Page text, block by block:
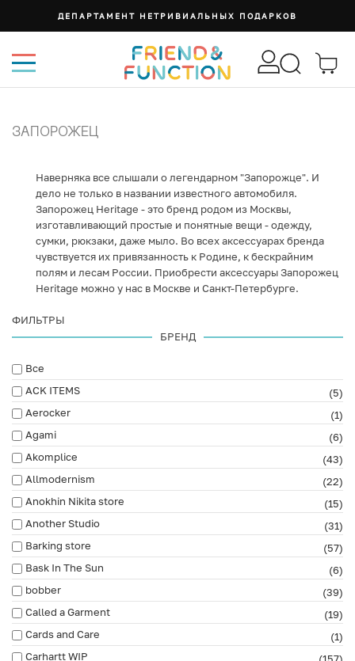
ДЕПАРТАМЕНТ НЕТРИВИАЛЬНЫХ ПОДАРКОВ
ЗАПОРОЖЕЦ
Наверняка все слышали о легендарном "Запорожце". И
дело не только в названии известного автомобиля.
Запорожец Heritage - это бренд родом из Москвы,
изготавливающий простые и понятные вещи - одежду,
сумки, рюкзаки, даже мыло. Во всех аксессуарах бренда
чувствуется их привязанность к Родине, к бескрайним
полям и лесам России. Приобрести аксессуары Запорожец
Heritage можно у нас в Москве и Санкт-Петербурге.
ФИЛЬТРЫ
БРЕНД
Все
ACK ITEMS
(5)
Aerocker
(1)
Agami
(6)
Akomplice
(43)
Allmodernism
(22)
Anokhin Nikita store
(15)
Another Studio
(31)
Barking store
(57)
Bask In The Sun
(6)
bobber
(39)
Called a Garment
(19)
Cards and Care
(1)
Carhartt WIP
(157)